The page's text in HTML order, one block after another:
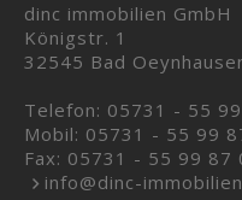
dinc immobilien GmbH
Königstr. 1
32545 Bad
Telefon: 05731 - 55
Mobil: 05731 - 55 99
Fax: 05731 - 55 99 87
info@dinc-